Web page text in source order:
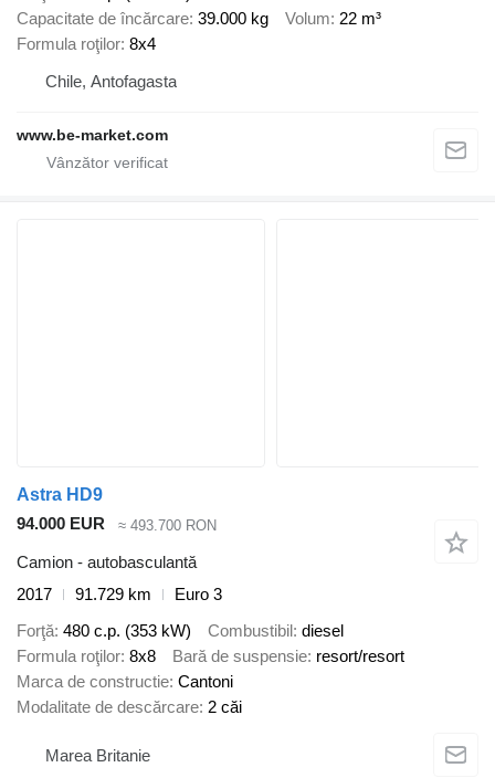
Capacitate de încărcare 39.000 kg Volum 22 m³
Formula roţilor 8x4
Chile, Antofagasta
www.be-market.com
Astra HD9
94.000 EUR
≈ 493.700 RON
Camion - autobasculantă
2017
91.729 km
Euro 3
Forţă 480 c.p. (353 kW) Combustibil diesel
Formula roţilor 8x8 Bară de suspensie resort/resort
Marca de constructie Cantoni
Modalitate de descărcare 2 căi
Marea Britanie